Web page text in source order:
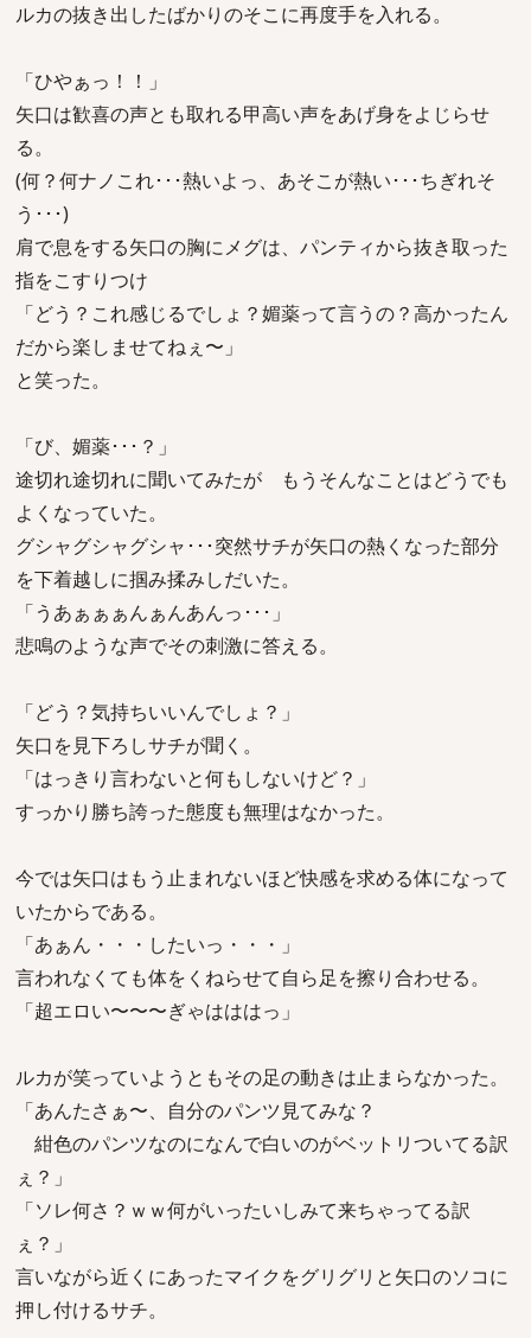
ルカの抜き出したばかりのそこに再度手を入れる。
「ひやぁっ！！」
矢口は歓喜の声とも取れる甲高い声をあげ身をよじらせ
る。
(何？何ナノこれ･･･熱いよっ、あそこが熱い･･･ちぎれそ
う･･･)
肩で息をする矢口の胸にメグは、パンティから抜き取った
指をこすりつけ
「どう？これ感じるでしょ？媚薬って言うの？高かったん
だから楽しませてねぇ〜」
と笑った。
「び、媚薬･･･？」
途切れ途切れに聞いてみたが もうそんなことはどうでも
よくなっていた。
グシャグシャグシャ･･･突然サチが矢口の熱くなった部分
を下着越しに掴み揉みしだいた。
「うあぁぁぁんぁんあんっ･･･」
悲鳴のような声でその刺激に答える。
「どう？気持ちいいんでしょ？」
矢口を見下ろしサチが聞く。
「はっきり言わないと何もしないけど？」
すっかり勝ち誇った態度も無理はなかった。
今では矢口はもう止まれないほど快感を求める体になって
いたからである。
「あぁん・・・したいっ・・・」
言われなくても体をくねらせて自ら足を擦り合わせる。
「超エロい〜〜〜ぎゃはははっ」
ルカが笑っていようともその足の動きは止まらなかった。
「あんたさぁ〜、自分のパンツ見てみな？
紺色のパンツなのになんで白いのがベットリついてる訳
ぇ？」
「ソレ何さ？ｗｗ何がいったいしみて来ちゃってる訳
ぇ？」
言いながら近くにあったマイクをグリグリと矢口のソコに
押し付けるサチ。